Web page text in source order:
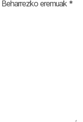
Beharrezko eremuak *